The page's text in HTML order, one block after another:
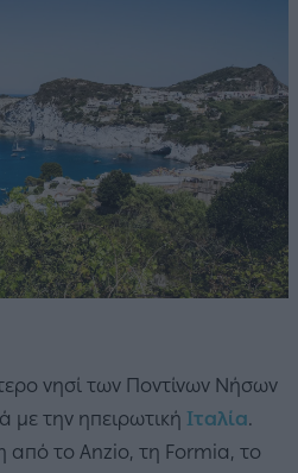
νησί των Ποντίνων Νήσων
με την ηπειρωτική Ιταλία.
από το Anzio, τη Formia, το